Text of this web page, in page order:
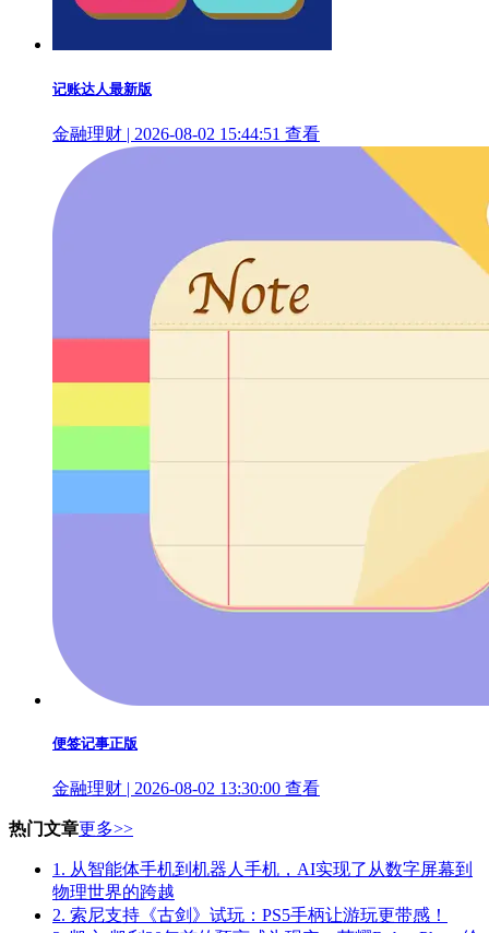
记账达人最新版
金融理财 | 2026-08-02 15:44:51 查看
便签记事正版
金融理财 | 2026-08-02 13:30:00 查看
热门文章更多>>
1. 从智能体手机到机器人手机，AI实现了从数字屏幕到
物理世界的跨越
2. 索尼支持《古剑》试玩：PS5手柄让游玩更带感！